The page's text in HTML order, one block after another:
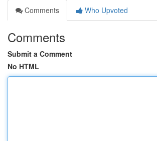
Comments
Who Upvoted
Comments
Submit a Comment
No HTML